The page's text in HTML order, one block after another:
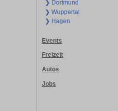
❯ Dortmund
❯ Wuppertal
❯ Hagen
Events
Freizeit
Autos
Jobs